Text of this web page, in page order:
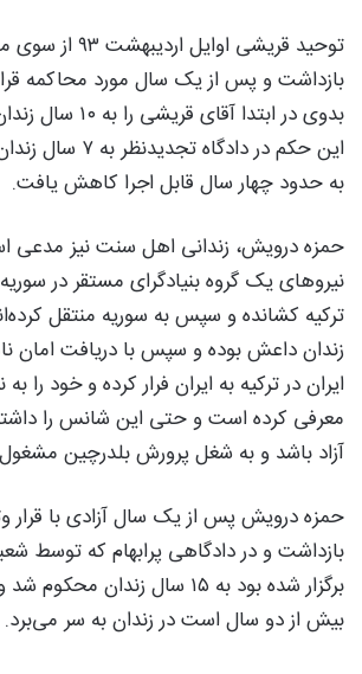
توحید قریشی اوایل
بازداشت و پس از یک سال مورد محاکمه
بدوی در ابتدا آقای
این حکم در دادگاه
به حدود چهار سال قابل اجرا کاهش یافت.
نیروهای یک گروه بنیادگرای مستقر در سوریه
ترکیه کشانده و سپس به سوریه منتقل
زندان داعش بوده و سپس با دریافت امان
ایران در ترکیه به ایران فرار کرده و خود را
معرفی کرده است و حتی این شانس را
آزاد باشد و به شغل پرورش بلدرچین
حمزه درویش پس از یک سال آزادی با قرار
برگزار شده بود به ۱۵ سال زندان
بیش از دو سال است در زندان به سر می‌برد.